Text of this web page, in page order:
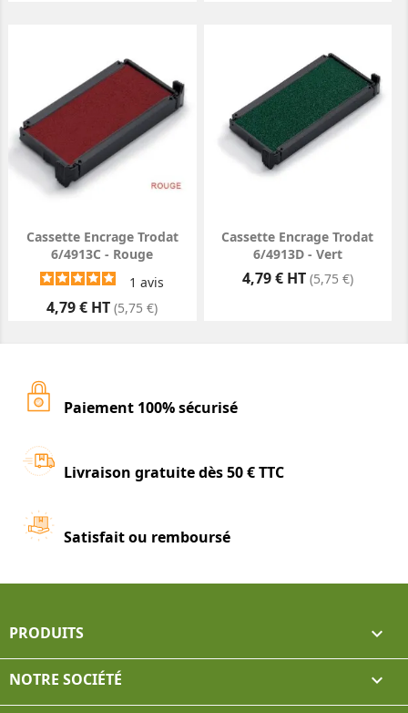
Cassette Encrage Trodat
6/4913C - Rouge
1avis
Prix
4,79 € HT (5,75 €)
Cassette Encrage Trodat
6/4913D - Vert
Prix
4,79 € HT (5,75 €)
Paiement 100% sécurisé
Livraison gratuite dès 50 € TTC
Satisfait ou remboursé
PRODUITS 
NOTRE SOCIÉTÉ 